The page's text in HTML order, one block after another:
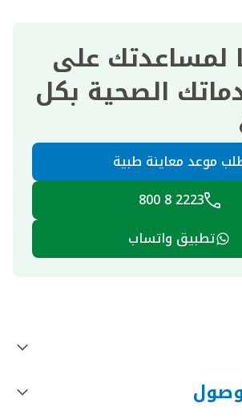
لمساعدتك على
الصحية بكل
موعد معاينة طبية
2223 8 800
تطبيق واتساب